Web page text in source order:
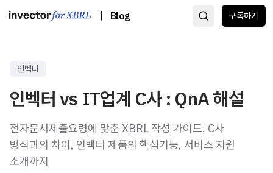
Blog 구독하기
인벡터
인벡터 vs IT업계 C사 : QnA 해설
전자문서제출요령에 맞춘 XBRL 작성 가이드. C사
방식과의 차이, 인벡터 제품의 핵심기능, 서비스 지원
소개까지